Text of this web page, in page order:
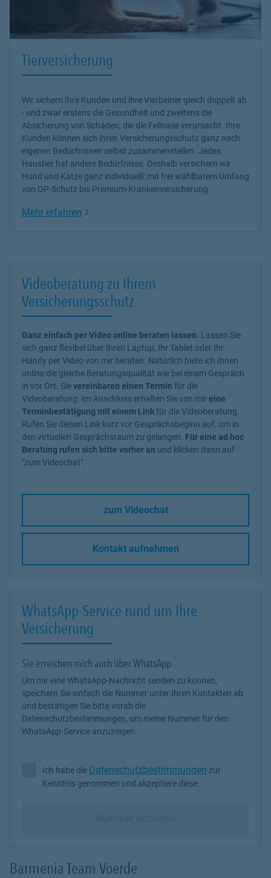
Tierversicherung
Wir sichern Ihre Kunden und ihre Vierbeiner gleich doppelt ab
- und zwar erstens die Gesundheit und zweitens die
Absicherung von Schäden, die die Fellnase verursacht. Ihre
Kunden können sich ihren Versicherungsschutz ganz nach
eigenen Bedürfnissen selbst zusammenstellen. Jedes
Haustier hat andere Bedürfnisse. Deshalb versichern wir
Hund und Katze ganz individuelll: mit frei wählbarem Umfang
von OP-Schutz bis Premium-Krankenversicherung.
Mehr erfahren Link Opens in New Tab
Videoberatung zu Ihrem
Versicherungsschutz
Ganz einfach per Video online beraten lassen. Lassen Sie
sich ganz flexibel über Ihren Laptop, Ihr Tablet oder Ihr
Handy per Video von mir beraten. Natürlich biete ich Ihnen
online die gleiche Beratungsqualität wie bei einem Gespräch
in vor Ort. Sievereinbaren einen Termin für die
Videoberatung. Im Anschluss erhalten Sie von mireine
Terminbestätigung mit einem Linkfür die Videoberatung.
Rufen Sie diesen Link kurz vor Gesprächsbeginn auf, um in
den virtuellen Gesprächsraum zu gelangen. Für eine ad hoc
Beratung rufen sich bitte vorher an und klicken dann auf
"zum Videochat".
zum Videochat
Kontakt aufnehmen
WhatsApp-Service rund um Ihre
Versicherung
Sie erreichen mich auch über WhatsApp
Um mir eine WhatsApp-Nachricht senden zu können,
speichern Sie einfach die Nummer unter Ihren Kontakten ab
und bestätigen Sie bitte vorab die
Datenschutzbestimmungen, um meine Nummer für den
WhatsApp-Service anzuzeigen.
Ich habe die Datenschutzbestimmungen zur Kenntnis
Ich habe die Datenschutzbestimmungen zur
Kenntnis genommen und akzeptiere diese.
Barmenia Team Voerde